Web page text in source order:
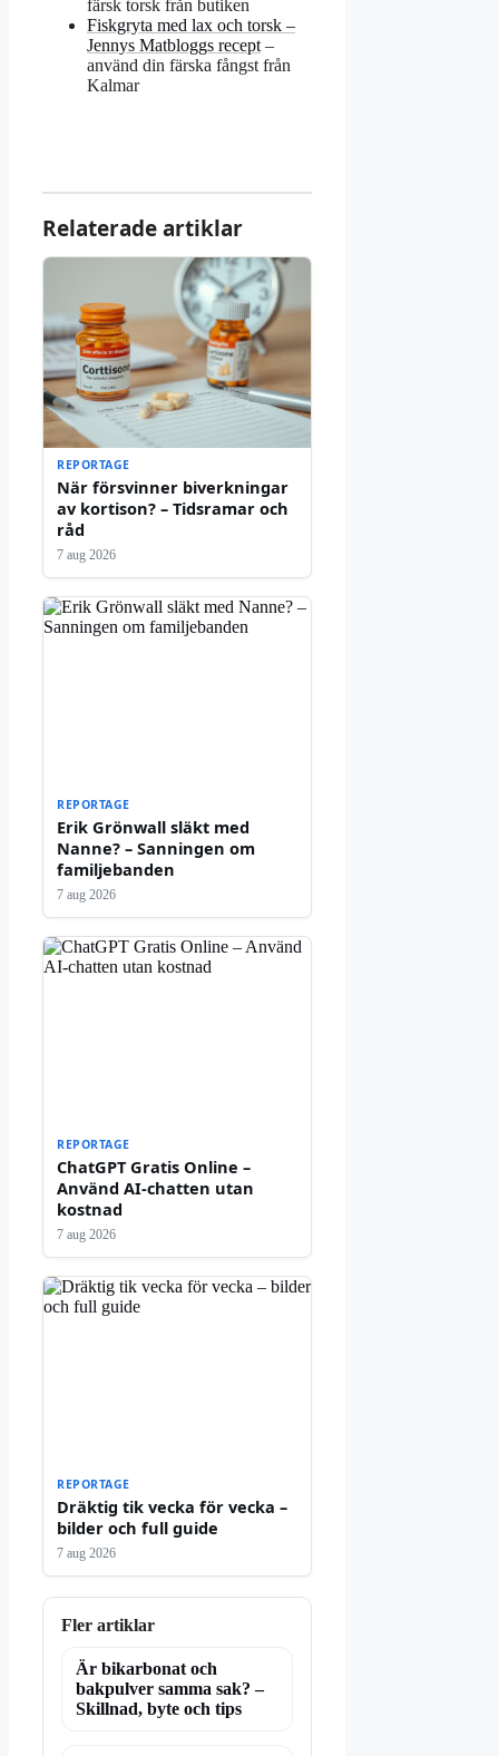
färsk torsk från butiken
Fiskgryta med lax och torsk –
Jennys Matbloggs recept –
använd din färska fångst från
Kalmar
Relaterade artiklar
REPORTAGE
När försvinner biverkningar
av kortison? – Tidsramar och
råd
7 aug 2026
REPORTAGE
Erik Grönwall släkt med
Nanne? – Sanningen om
familjebanden
7 aug 2026
REPORTAGE
ChatGPT Gratis Online –
Använd AI-chatten utan
kostnad
7 aug 2026
REPORTAGE
Dräktig tik vecka för vecka –
bilder och full guide
7 aug 2026
Fler artiklar
Är bikarbonat och
bakpulver samma sak? –
Skillnad, byte och tips